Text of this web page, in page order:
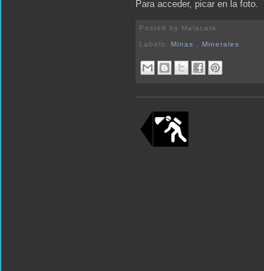
Para acceder, picar en la foto.
Posted by Malacate
Labels:Minas ,Minerales